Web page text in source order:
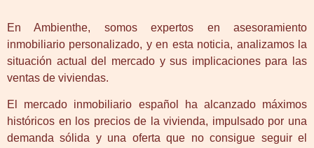
En Ambienthe, somos expertos en asesoramiento
inmobiliario personalizado, y en esta noticia, analizamos la
situación actual del mercado y sus implicaciones para las
ventas de viviendas.
El mercado inmobiliario español ha alcanzado máximos
históricos en los precios de la vivienda, impulsado por una
demanda sólida y una oferta que no consigue seguir el